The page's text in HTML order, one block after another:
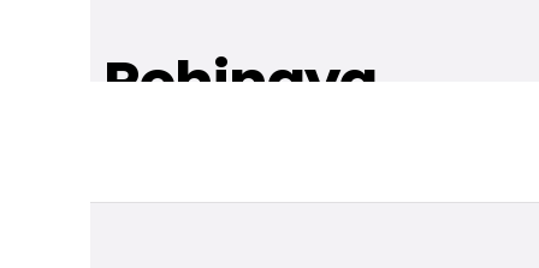
Rohingya